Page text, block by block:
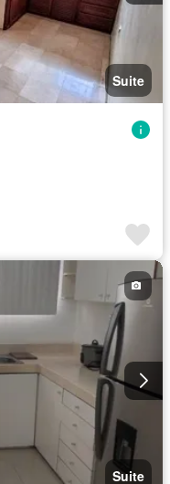
Suite
Suite